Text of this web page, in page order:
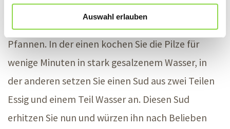
Auswahl erlauben
einlegen. Letzteres verleiht ihnen ein säuerliches
Aroma. Für dieses Vorhaben brauchen Sie zwei
Pfannen. In der einen kochen Sie die Pilze für
wenige Minuten in stark gesalzenem Wasser, in
der anderen setzen Sie einen Sud aus zwei Teilen
Essig und einem Teil Wasser an. Diesen Sud
erhitzen Sie nun und würzen ihn nach Belieben